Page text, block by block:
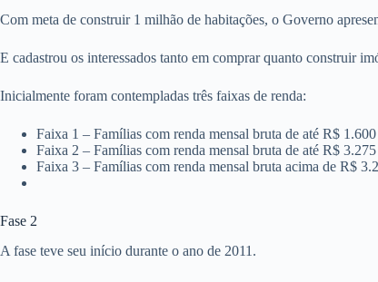
Com meta de construir 1 milhão de habitações, o Governo
E cadastrou os interessados tanto em comprar quanto construir
Inicialmente foram contempladas três faixas de renda:
Faixa 1 – Famílias com renda mensal bruta de até R$ 1.600
Faixa 2 – Famílias com renda mensal bruta de até R$ 3.275
Faixa 3 – Famílias com renda mensal bruta acima de R$
Fase 2
A fase teve seu início durante o ano de 2011.